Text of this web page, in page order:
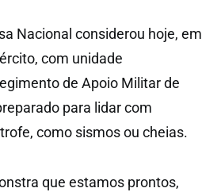
Nacional considerou hoje, em
com unidade
de Apoio Militar de
para lidar com
como sismos ou cheias.
que estamos prontos,